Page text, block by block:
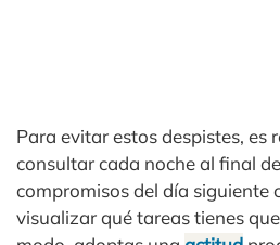
Para evitar estos despistes, es
consultar cada noche al final
compromisos del día siguiente
visualizar qué tareas tienes